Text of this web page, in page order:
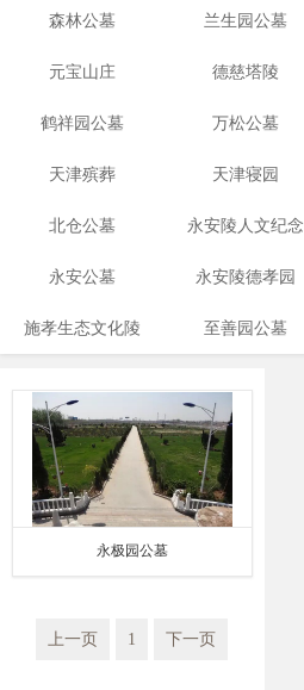
森林公墓 兰生园公墓
元宝山庄 德慈塔陵
鹤祥园公墓 万松公墓
天津殡葬 天津寝园
北仓公墓 永安陵人文纪念
园
永安公墓 永安陵德孝园
施孝生态文化陵 至善园公墓
永极园公墓
上一页 1 下一页